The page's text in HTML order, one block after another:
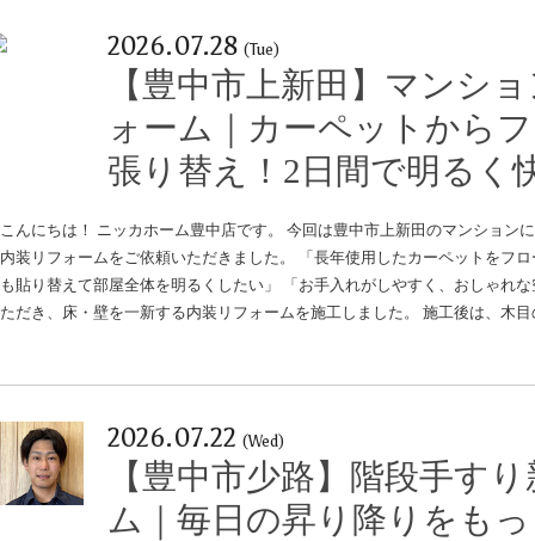
2026.07.28 (Tue)
【豊中市上新田】マンシ
ォーム｜カーペットから
張り替え！2日間で明るく
こんにちは！ ニッカホーム豊中店です。 今回は豊中市上新田のマンション
内装リフォームをご依頼いただきました。 「長年使用したカーペットをフ
も貼り替えて部屋全体を明るくしたい」 「お手入れがしやすく、おしゃれ
ただき、床・壁を一新する内装リフォームを施工しました。 施工後は、木
2026.07.22 (Wed)
【豊中市少路】階段手す
ム｜毎日の昇り降りをも